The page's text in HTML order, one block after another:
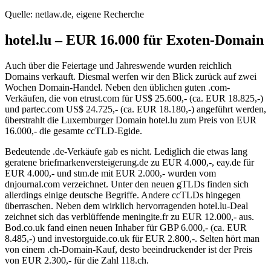
Quelle: netlaw.de, eigene Recherche
hotel.lu – EUR 16.000 für Exoten-Domain
Auch über die Feiertage und Jahreswende wurden reichlich
Domains verkauft. Diesmal werfen wir den Blick zurück auf zwei
Wochen Domain-Handel. Neben den üblichen guten .com-
Verkäufen, die von etrust.com für US$ 25.600,- (ca. EUR 18.825,-)
und partec.com US$ 24.725,- (ca. EUR 18.180,-) angeführt werden,
überstrahlt die Luxemburger Domain hotel.lu zum Preis von EUR
16.000,- die gesamte ccTLD-Egide.
Bedeutende .de-Verkäufe gab es nicht. Lediglich die etwas lang
geratene briefmarkenversteigerung.de zu EUR 4.000,-, eay.de für
EUR 4.000,- und stm.de mit EUR 2.000,- wurden vom
dnjournal.com verzeichnet. Unter den neuen gTLDs finden sich
allerdings einige deutsche Begriffe. Andere ccTLDs hingegen
überraschen. Neben dem wirklich hervorragenden hotel.lu-Deal
zeichnet sich das verblüffende meningite.fr zu EUR 12.000,- aus.
Bod.co.uk fand einen neuen Inhaber für GBP 6.000,- (ca. EUR
8.485,-) und investorguide.co.uk für EUR 2.800,-. Selten hört man
von einem .ch-Domain-Kauf, desto beeindruckender ist der Preis
von EUR 2.300,- für die Zahl 118.ch.